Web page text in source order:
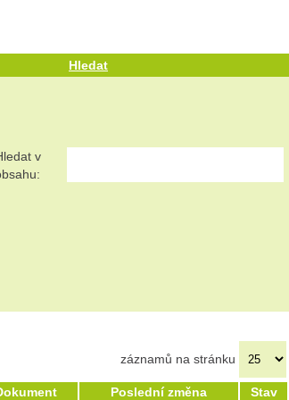
Hledat
v
záznamů na stránku
Poslední změna
Stav